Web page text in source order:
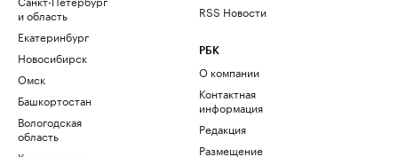
и область
Екатеринбург
Новосибирск
Омск
Башкортостан
Вологодская
область
RSS Новости
РБК
О компании
Контактная
информация
Редакция
Размещение